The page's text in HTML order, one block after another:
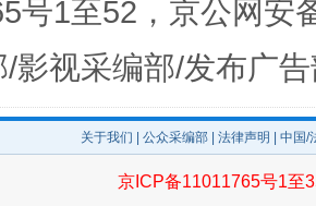
号1至52，京公网安
影视采编部/发布广
关于我们 公众采编部 法律声明 | 中国
京ICP备11011765号1至